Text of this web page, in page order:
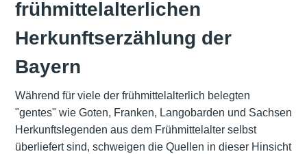
frühmittelalterlichen
Herkunftserzählung der
Bayern
Während für viele der frühmittelalterlich belegten
"gentes" wie Goten, Franken, Langobarden und Sachsen
Herkunftslegenden aus dem Frühmittelalter selbst
überliefert sind, schweigen die Quellen in dieser Hinsicht